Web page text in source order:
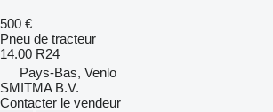
500 €
Pneu de tracteur
14.00 R24
Pays-Bas, Venlo
SMITMA B.V.
Contacter le vendeur